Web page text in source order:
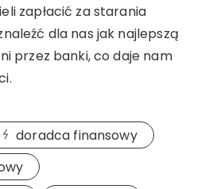
zapłacić za starania
dla nas jak najlepszą
przez banki, co daje nam
doradca finansowy